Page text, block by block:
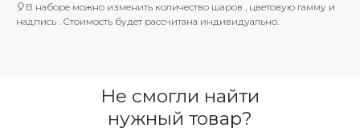
🎈В наборе можно изменить количество шаров , цветовую гамму и
надпись . Стоимость будет рассчитана индивидуально.
Не смогли найти
нужный товар?